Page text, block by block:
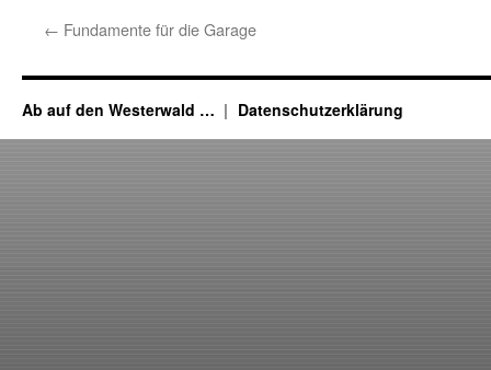
← Fundamente für die Garage
Ab auf den Westerwald … Datenschutzerklärung